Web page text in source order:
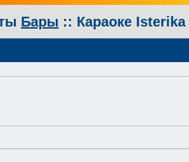
Бары :: Караоке Isterika